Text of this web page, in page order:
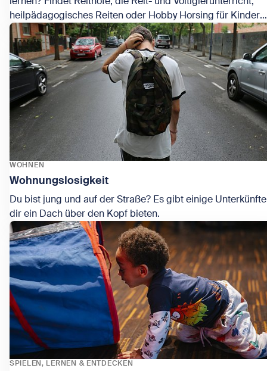
heilpädagogisches Reiten oder Hobby Horsing für Kinder
anbieten!
Zeige Reiten & Voltigieren
Wohnungslosigkeit
WOHNEN
Du bist jung und auf der Straße? Es gibt einige
dir ein Dach über den Kopf bieten.
Zeige Wohnungslosigkeit
SPIELEN, LERNEN & ENTDECKEN